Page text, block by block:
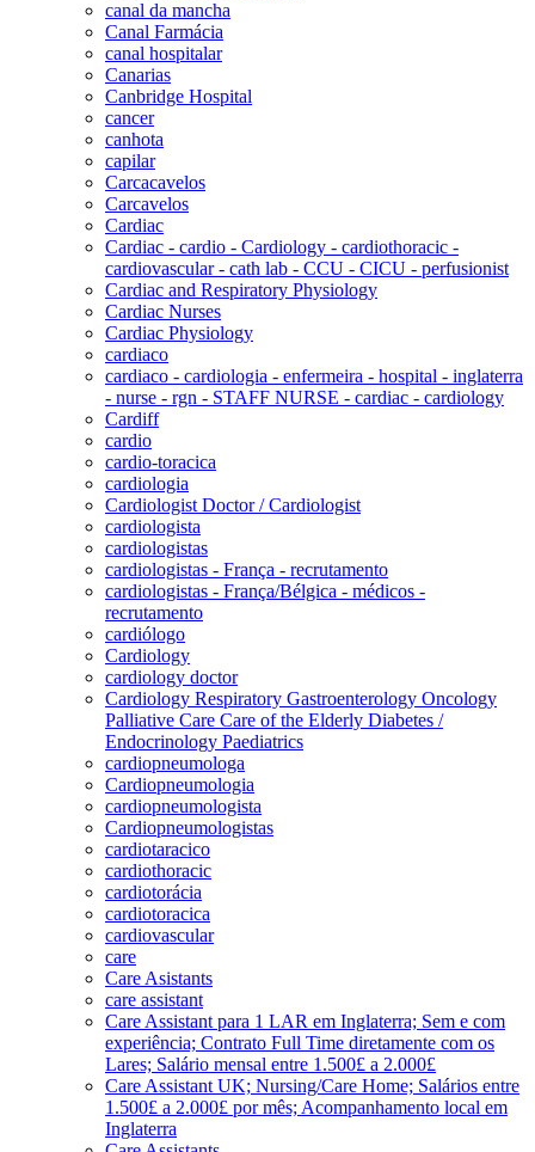
canal da mancha
Canal Farmácia
canal hospitalar
Canarias
Canbridge Hospital
cancer
canhota
capilar
Carcacavelos
Carcavelos
Cardiac
Cardiac - cardio - Cardiology - cardiothoracic -
cardiovascular - cath lab - CCU - CICU - perfusionist
Cardiac and Respiratory Physiology
Cardiac Nurses
Cardiac Physiology
cardiaco
cardiaco - cardiologia - enfermeira - hospital - inglaterra
- nurse - rgn - STAFF NURSE - cardiac - cardiology
Cardiff
cardio
cardio-toracica
cardiologia
Cardiologist Doctor / Cardiologist
cardiologista
cardiologistas
cardiologistas - França - recrutamento
cardiologistas - França/Bélgica - médicos -
recrutamento
cardiólogo
Cardiology
cardiology doctor
Cardiology Respiratory Gastroenterology Oncology
Palliative Care Care of the Elderly Diabetes /
Endocrinology Paediatrics
cardiopneumologa
Cardiopneumologia
cardiopneumologista
Cardiopneumologistas
cardiotaracico
cardiothoracic
cardiotorácia
cardiotoracica
cardiovascular
care
Care Asistants
care assistant
Care Assistant para 1 LAR em Inglaterra; Sem e com
experiência; Contrato Full Time diretamente com os
Lares; Salário mensal entre 1.500£ a 2.000£
Care Assistant UK; Nursing/Care Home; Salários entre
1.500£ a 2.000£ por mês; Acompanhamento local em
Inglaterra